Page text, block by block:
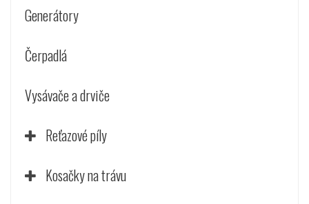
Generátory
Čerpadlá
Vysávače a drviče
Reťazové píly
Kosačky na trávu